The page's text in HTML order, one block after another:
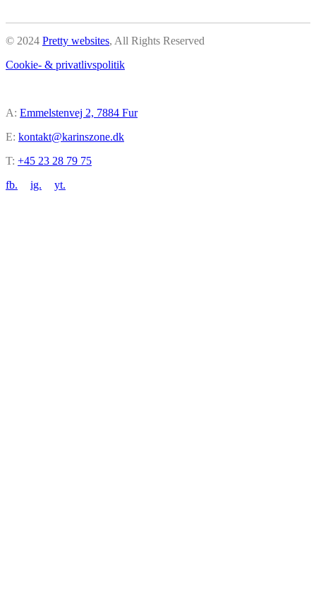
© 2024 Pretty websites, All Rights Reserved
Cookie- & privatlivspolitik
A: Emmelstenvej 2, 7884 Fur
E: kontakt@karinszone.dk
T: +45 23 28 79 75
fb.
ig. yt.